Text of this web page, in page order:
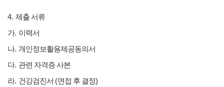
4. 제출 서류
가. 이력서
나. 개인정보활용제공동의서
다. 관련 자격증 사본
라. 건강검진서 (면접 후 결정)